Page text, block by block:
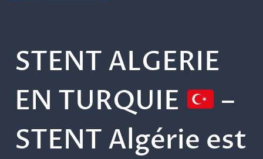
STENT ALGERIE
EN TURQUIE
–
STENT Algérie est